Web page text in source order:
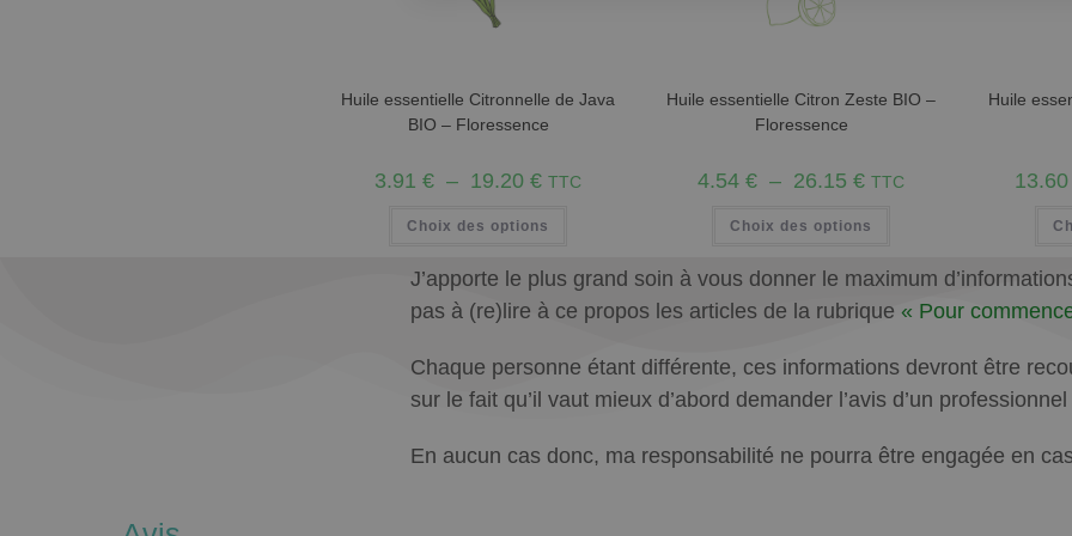
Huile essentielle Citronnelle de Java
BIO – Floressence
3.91€ – 19.20€ TTC
Choix des options
Huile essentielle Citron Zeste BIO –
Floressence
4.54 € – 26.15 € TTC
Choix des options
Huile
13.60
J’apporte le plus grand soin à vous donner le maximum
pas à (re)lire à ce propos les articles de la rubrique « Pour
Chaque personne étant différente, ces informations devront être
sur le fait qu’il vaut mieux d’abord demander l’avis d’un
En aucun cas donc, ma responsabilité ne pourra être engagée en